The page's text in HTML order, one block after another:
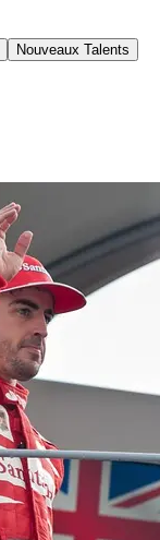
Nouveaux Talents